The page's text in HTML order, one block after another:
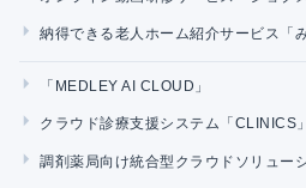
納得できる老人ホーム紹介サービス「
「MEDLEY AI CLOUD」
クラウド診療支援システム「CLINICS」
調剤薬局向け統合型クラウドソリュー